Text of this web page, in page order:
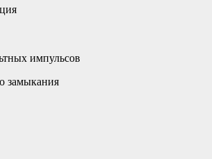
импульсов
замыкания